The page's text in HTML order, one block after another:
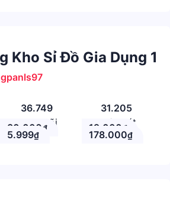
Kho Sỉ Đồ Gia Dụng 1
36.749
Theo Dõi
31.205
Nhận xét
30.000₫ 19.000 ₫
5.999₫ 178.000₫